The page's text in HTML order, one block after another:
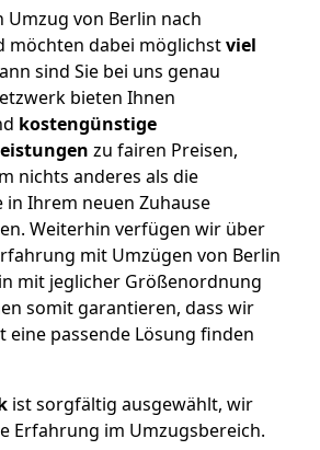
Umzug von Berlin nach
möchten dabei möglichstviel
sind Sie bei uns genau
bieten Ihnen
kostengünstige
zu fairen Preisen,
nichts anderes als die
Ihrem neuen Zuhause
Weiterhin verfügen wir über
mit Umzügen von Berlin
mit jeglicher Größenordnung
somit garantieren, dass wir
eine passende Lösung finden
ist sorgfältig ausgewählt, wir
Erfahrung im Umzugsbereich.